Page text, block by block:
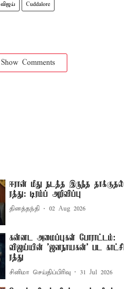
விஜய் Cuddalore
Show Comments
ஈரான் மீது நடத்த இருந்த தாக்குதல்
ரத்து: டிரம்ப் அறிவிப்பு
தினத்தந்தி 02 Aug 2026
கன்னட அமைப்புகள் போராட்டம்:
விஜய்யின் 'ஜனநாயகன்' பட காட்சி
ரத்து
சினிமா செய்திப்பிரிவு 31 Jul 2026